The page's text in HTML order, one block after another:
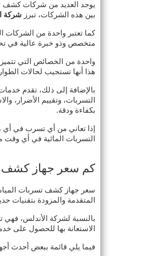
يوجد العديد من شركات كشف
بين هذه الشركات، تبرز شركة
كما تعتبر واحدة من
متخصص وذو خبرة عالية في
واحدة من الخصائص التي تتميز
هذا أنها تستجيب لحالات
بالإضافة إلى ذلك، تقدم
التسربات، وتقييم الأضرار،
بكفاءة ودقة.
إذا تعاني من أي تسرب في أي
التسربات المائية في أي وقت
كم سعر جهاز كشف
سعر جهاز كشف تسربات المياه
المتقدمة والمزودة بتقنيات
بالنسبة لشركة الأندلس،
الاستعانة بها للحصول على
فيما يلي قائمة ببعض أحدث